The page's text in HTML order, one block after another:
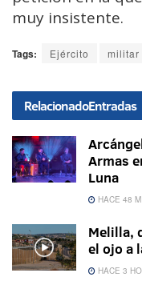
muy insistente.
Tags: Ejército militar
RelacionadoEntradas
Armas
Luna
HACE 48
Melilla,
el ojo a
HACE 3